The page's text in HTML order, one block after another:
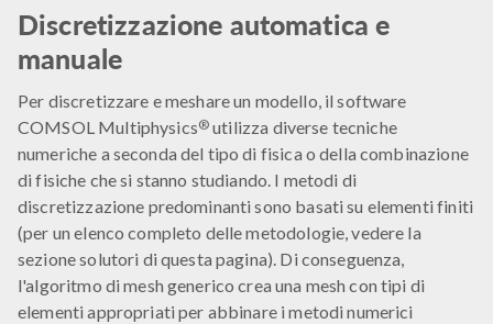
Discretizzazione automatica e
manuale
Per discretizzare e meshare un modello, il software
COMSOL Multiphysics® utilizza diverse tecniche
numeriche a seconda del tipo di fisica o della combinazione
di fisiche che si stanno studiando. I metodi di
discretizzazione predominanti sono basati su elementi finiti
(per un elenco completo delle metodologie, vedere la
sezione solutori di questa pagina). Di conseguenza,
l'algoritmo di mesh generico crea una mesh con tipi di
elementi appropriati per abbinare i metodi numerici